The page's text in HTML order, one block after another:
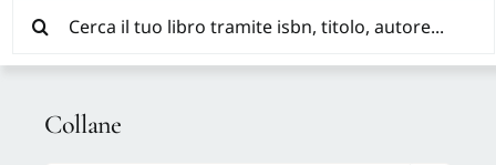
News ed Eventi
Distribuzione Wolrdwide
per:
Collane